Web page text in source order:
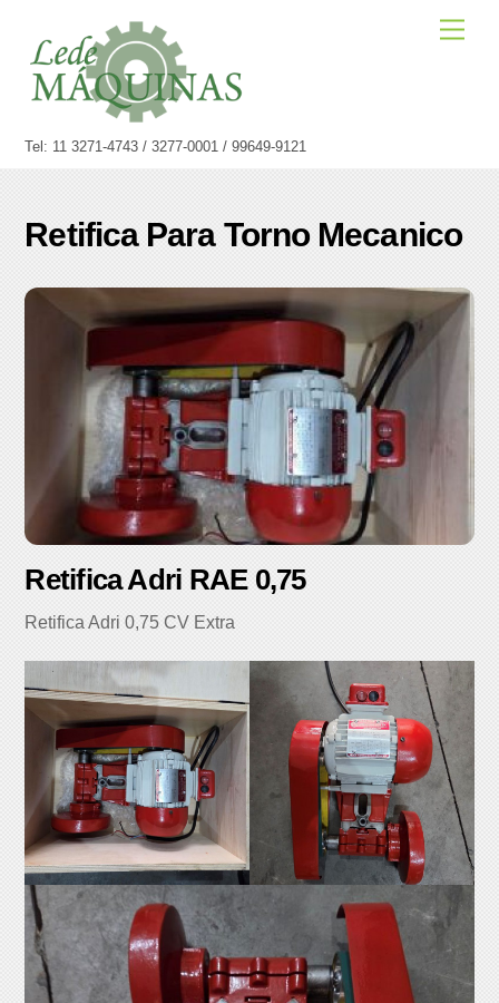
content
Tel: 11 3271-4743 / 3277-0001 / 99649-9121
Retifica Para Torno Mecanico
Retifica Adri RAE 0,75
Retifica Adri 0,75 CV Extra